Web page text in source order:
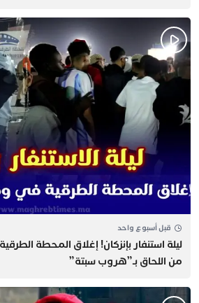
قبل أسبوع واحد
​ليلة استنفار بإنزكان! إغلاق المحطة
من اللحاق بـ”هروب سبتة”